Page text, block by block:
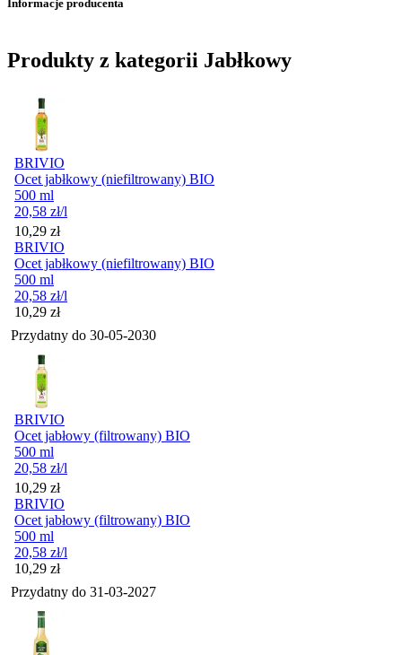
Informacje producenta
Produkty z kategorii Jabłkowy
BRIVIO
Ocet jabłkowy (niefiltrowany) BIO
500 ml
20,58 zł/l
Cena
10,29 zł
BRIVIO
Ocet jabłkowy (niefiltrowany) BIO
500 ml
20,58 zł/l
Cena
10,29 zł
Przydatny do 30-05-2030
BRIVIO
Ocet jabłowy (filtrowany) BIO
500 ml
20,58 zł/l
Cena
10,29 zł
BRIVIO
Ocet jabłowy (filtrowany) BIO
500 ml
20,58 zł/l
Cena
10,29 zł
Przydatny do 31-03-2027